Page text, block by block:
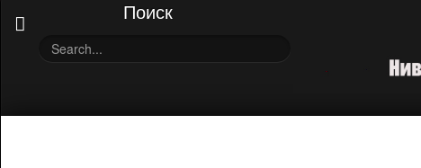
Поиск